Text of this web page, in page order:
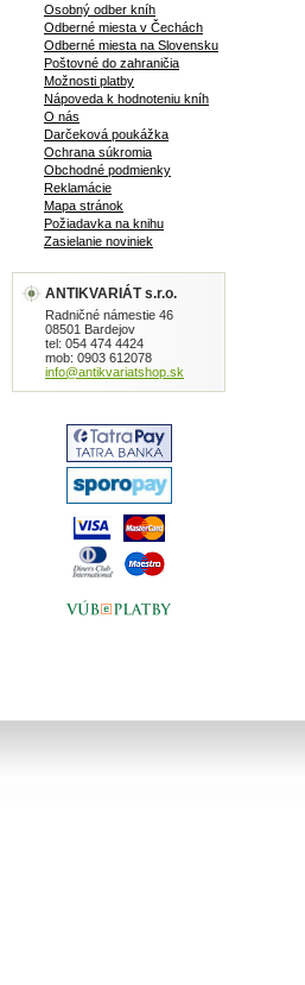
Osobný odber kníh
Odberné miesta v Čechách
Odberné miesta na Slovensku
Poštovné do zahraničia
Možnosti platby
Nápoveda k hodnoteniu kníh
O nás
Darčeková poukážka
Ochrana súkromia
Obchodné podmienky
Reklamácie
Mapa stránok
Požiadavka na knihu
Zasielanie noviniek
ANTIKVARIÁT s.r.o.
Radničné námestie 46
08501 Bardejov
tel: 054 474 4424
mob: 0903 612078
info@antikvariatshop.sk